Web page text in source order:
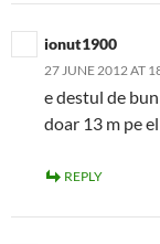
ionut1900
27 JUNE 2012 AT
e destul de
doar 13 m pe
REPLY